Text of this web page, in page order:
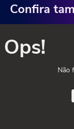
Confira
Ops!
Não